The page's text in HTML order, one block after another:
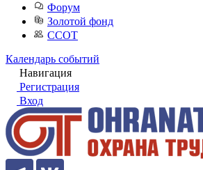
Форум
Золотой фонд
ССОТ
Календарь событий
Навигация
Регистрация
Вход